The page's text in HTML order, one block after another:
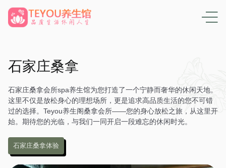
石家庄桑拿
石家庄桑拿会所spa养生馆为您打造了一个宁静而奢华的休闲天地。
这里不仅是放松身心的理想场所，更是追求高品质生活的您不可错
过的选择。Teyou养生阁桑拿会所——您的身心放松之旅，从这里开
始。期待您的光临，与我们一同开启一段难忘的休闲时光。
石家庄桑拿体验